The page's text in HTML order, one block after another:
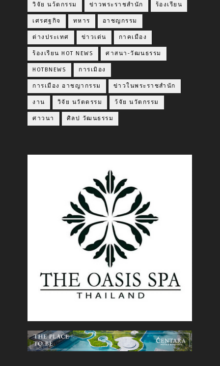
วิจัย นว้ตกรรม ข่าวพระราชสำนัก ร้องเรียน
เศรศฐกิจ ทหาร อาชญกรรม
ต่างประเทศ ข่าวเด่น กาคเมือง
ร้องเรียน HOT NEWS ศาสนา-วัฒนธรรม
HOTBNEWS การเมิอง
การเมือง อาชญากรรม ข่าวในพระราชสำนัก
งาน วิจัย นวัตดรรม ว้จัย นวัตกรรม
ศาวนา ศิลป วัฒนธรรม